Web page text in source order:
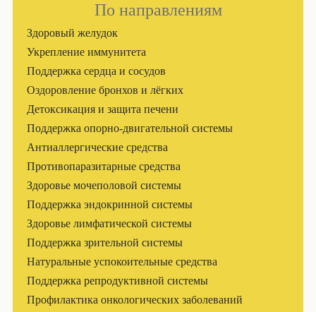
По направлениям
Здоровый желудок
Укрепление иммунитета
Поддержка сердца и сосудов
Оздоровление бронхов и лёгких
Детоксикация и защита печени
Поддержка опорно-двигательной системы
Антиаллергические средства
Противопаразитарные средства
Здоровье мочеполовой системы
Поддержка эндокринной системы
Здоровье лимфатической системы
Поддержка зрительной системы
Натуральные успокоительные средства
Поддержка репродуктивной системы
Профилактика онкологических заболеваний